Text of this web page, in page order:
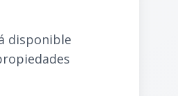
disponible